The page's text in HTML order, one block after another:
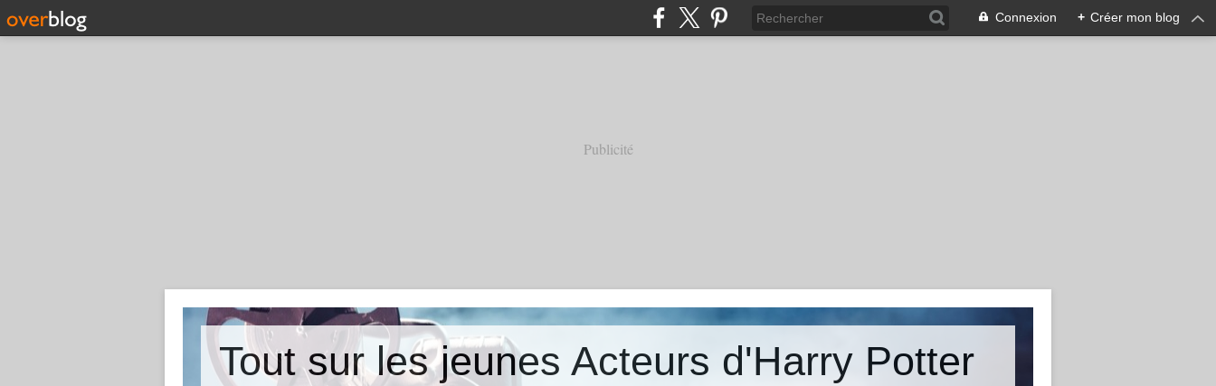
Connexion + Créer mon blog
Publicité
Tout sur les jeunes Acteurs d'Harry Potter